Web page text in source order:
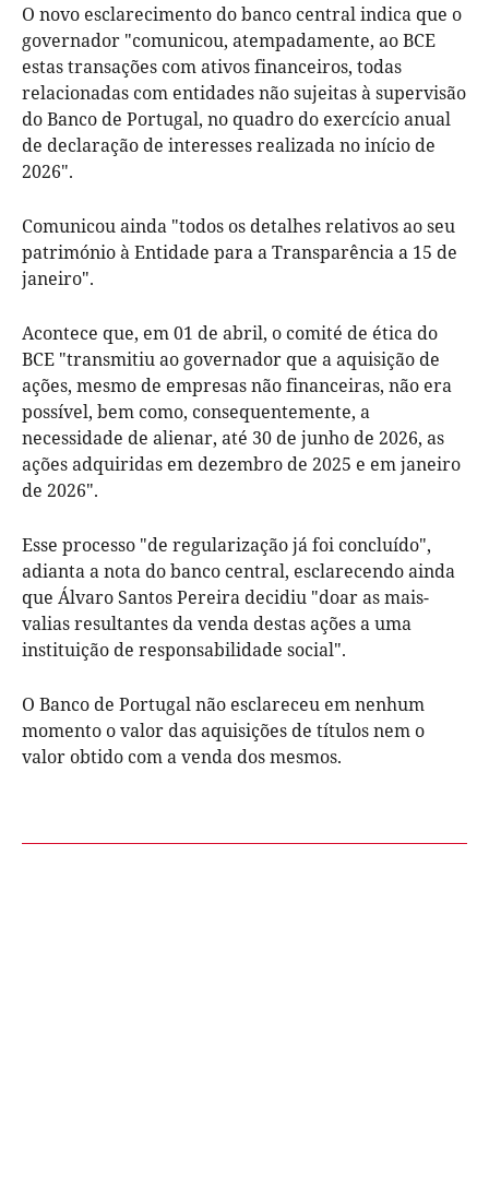
O novo esclarecimento do banco central indica que o
governador "comunicou, atempadamente, ao BCE
estas transações com ativos financeiros, todas
relacionadas com entidades não sujeitas à supervisão
do Banco de Portugal, no quadro do exercício anual
de declaração de interesses realizada no início de
2026".
Comunicou ainda "todos os detalhes relativos ao seu
património à Entidade para a Transparência a 15 de
janeiro".
Acontece que, em 01 de abril, o comité de ética do
BCE "transmitiu ao governador que a aquisição de
ações, mesmo de empresas não financeiras, não era
possível, bem como, consequentemente, a
necessidade de alienar, até 30 de junho de 2026, as
ações adquiridas em dezembro de 2025 e em janeiro
de 2026".
Esse processo "de regularização já foi concluído",
adianta a nota do banco central, esclarecendo ainda
que Álvaro Santos Pereira decidiu "doar as mais-
valias resultantes da venda destas ações a uma
instituição de responsabilidade social".
O Banco de Portugal não esclareceu em nenhum
momento o valor das aquisições de títulos nem o
valor obtido com a venda dos mesmos.